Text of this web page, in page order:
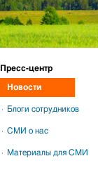
Пресс-центр
Новости
Блоги сотрудников
СМИ о нас
Материалы для СМИ